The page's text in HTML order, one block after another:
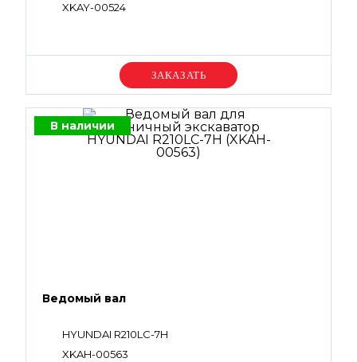
XKAY-00524
Уточняйте цену
В наличии
Ведомый вал
HYUNDAI R210LC-7H
XKAH-00563